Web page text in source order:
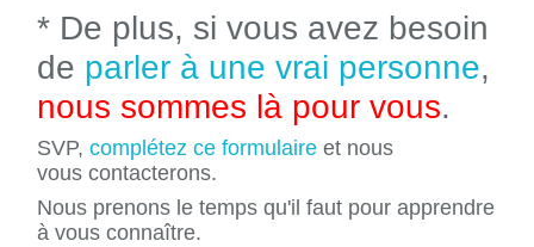
* De plus, si vous avez besoin
de parler à une vrai personne,
nous sommes là pour vous.
SVP, complétez ce formulaire et nous
vous contacterons.
Nous prenons le temps qu'il faut pour apprendre
à vous connaître.